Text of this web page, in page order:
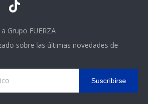
Grupo FUERZA
sobre las últimas novedades de
Suscribirse